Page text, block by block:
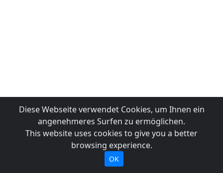
Diese Webseite verwendet Cookies, um Ihnen ein
angenehmeres Surfen zu ermöglichen.
This website uses cookies to give you a better
browsing experience.
OK